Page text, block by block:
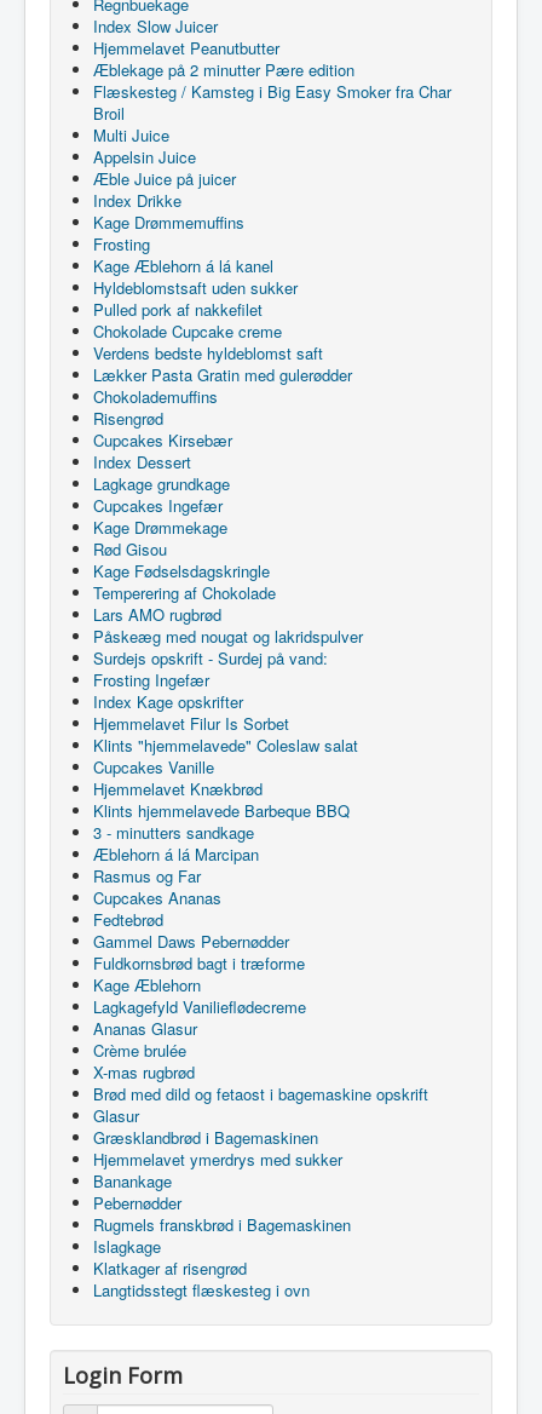
Index Slow Juicer
Hjemmelavet Peanutbutter
Æblekage på 2 minutter Pære edition
Flæskesteg / Kamsteg i Big Easy Smoker fra Char
Broil
Multi Juice
Appelsin Juice
Æble Juice på juicer
Index Drikke
Kage Drømmemuffins
Frosting
Kage Æblehorn á lá kanel
Hyldeblomstsaft uden sukker
Pulled pork af nakkefilet
Chokolade Cupcake creme
Verdens bedste hyldeblomst saft
Lækker Pasta Gratin med gulerødder
Chokolademuffins
Risengrød
Cupcakes Kirsebær
Index Dessert
Lagkage grundkage
Cupcakes Ingefær
Kage Drømmekage
Rød Gisou
Kage Fødselsdagskringle
Temperering af Chokolade
Lars AMO rugbrød
Påskeæg med nougat og lakridspulver
Surdejs opskrift - Surdej på vand:
Frosting Ingefær
Index Kage opskrifter
Hjemmelavet Filur Is Sorbet
Klints "hjemmelavede" Coleslaw salat
Cupcakes Vanille
Hjemmelavet Knækbrød
Klints hjemmelavede Barbeque BBQ
3 - minutters sandkage
Æblehorn á lá Marcipan
Rasmus og Far
Cupcakes Ananas
Fedtebrød
Gammel Daws Pebernødder
Fuldkornsbrød bagt i træforme
Kage Æblehorn
Lagkagefyld Vanilieflødecreme
Ananas Glasur
Crème brulée
X-mas rugbrød
Brød med dild og fetaost i bagemaskine opskrift
Glasur
Græsklandbrød i Bagemaskinen
Hjemmelavet ymerdrys med sukker
Banankage
Pebernødder
Rugmels franskbrød i Bagemaskinen
Islagkage
Klatkager af risengrød
Langtidsstegt flæskesteg i ovn
Login Form